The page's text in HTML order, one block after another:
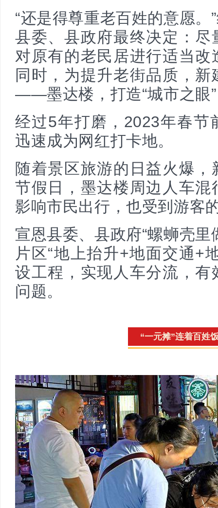
“还是得尊重老百姓的意愿
县委、县政府最终决定：
对原有的老民居进行适当
同时，为提升老街品质，
——墨达楼，打造“城市之眼
经过5年打磨，2023年春节
迅速成为网红打卡地。
随着景区旅游的日益火爆
节假日，墨达楼周边人车
影响市民出行，也受到游客
宣恩县委、县政府“螺蛳壳
片区“地上抬升+地面交通+
设工程，实现人车分流，
问题。
“一元摊”连着百姓